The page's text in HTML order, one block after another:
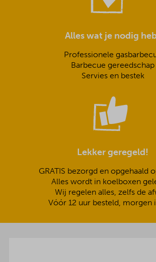
Alles wat je nodig
Professionele
Barbecue gereedschap
Servies en bestek
Lekker geregeld!
GRATIS bezorgd en opgehaald
Alles wordt in koelboxen
Wij regelen alles, zelfs de
Vóór 12 uur besteld, morgen